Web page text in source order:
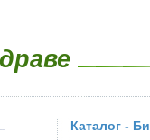
Каталог -